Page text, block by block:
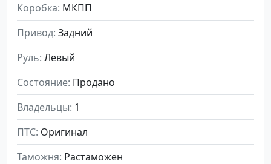
Коробка МКПП
Привод Задний
Руль Левый
Состояние Продано
Владельцы 1
ПТС Оригинал
Таможня Растаможен